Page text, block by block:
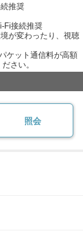
推奨
Fi接続推奨
が変わったり、視聴
ケット通信料が高額
さい。
照会